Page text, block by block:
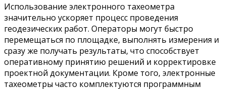
Использование электронного тахеометра
значительно ускоряет процесс проведения
геодезических работ. Операторы могут быстро
перемещаться по площадке, выполнять измерения и
сразу же получать результаты, что способствует
оперативному принятию решений и корректировке
проектной документации. Кроме того, электронные
тахеометры часто комплектуются программным